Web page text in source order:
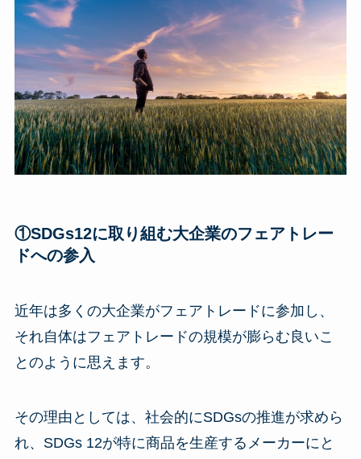
①SDGs12に取り組む大企業のフェアトレー
ドへの参入
近年は多くの大企業がフェアトレードに参加し、
それ自体はフェアトレードの規模が膨らむ良いこ
とのように思えます。
その理由としては、社会的にSDGsの推進が求めら
れ、SDGs 12が特に商品を生産するメーカーにと